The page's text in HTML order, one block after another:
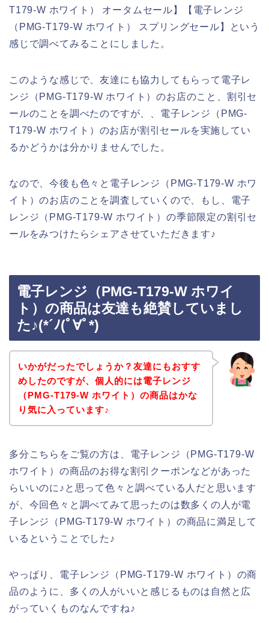
T179-W ホワイト） オータムセール】【電子レンジ
（PMG-T179-W ホワイト） スプリングセール】という
感じで調べてみることにしました。
このような感じで、友達にも協力してもらって電子レ
ンジ（PMG-T179-W ホワイト）のお店のこと、割引セ
ールのことを調べたのですが、、電子レンジ（PMG-
T179-W ホワイト）のお店が割引セールを実施してい
るかどうかは分かりませんでした。
なので、今後も色々と電子レンジ（PMG-T179-W ホワ
イト）のお店のことを調査していくので、もし、電子
レンジ（PMG-T179-W ホワイト）の季節限定の割引セ
ールをみつけたらシェアさせていただきます♪
電子レンジ（PMG-T179-W ホワイ
ト）の商品は友達も絶賛していまし
た♪(*´ﾉ(ﾟ∀ﾟ*)
いかがだったでしょうか？友達にもおすす
めしたのですが、個人的には電子レンジ
（PMG-T179-W ホワイト）の商品はかな
り気に入っています♪
多分こちらをご覧の方は、電子レンジ（PMG-T179-W
ホワイト）の商品のお得な割引クーポンなどがあった
らいいのに♪と思って色々と調べている人だと思います
が、今回色々と調べてみて思ったのは数多くの人が電
子レンジ（PMG-T179-W ホワイト）の商品に満足して
いるということでした♪
やっぱり、電子レンジ（PMG-T179-W ホワイト）の商
品のように、多くの人がいいと感じるものは自然と広
がっていくものなんですね♪